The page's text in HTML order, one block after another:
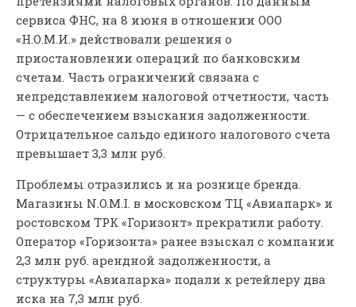
сервиса ФНС, на 8 июня в отношении ООО
«Н.О.М.И.» действовали решения о
приостановлении операций по банковским
счетам. Часть ограничений связана с
непредставлением налоговой отчетности, часть
— с обеспечением взыскания задолженности.
Отрицательное сальдо единого налогового счета
превышает 3,3 млн руб.
Проблемы отразились и на рознице бренда.
Магазины N.O.M.I. в московском ТЦ «Авиапарк» и
ростовском ТРК «Горизонт» прекратили работу.
Оператор «Горизонта» ранее взыскал с компании
2,3 млн руб. арендной задолженности, а
структуры «Авиапарка» подали к ретейлеру два
иска на 7,3 млн руб.